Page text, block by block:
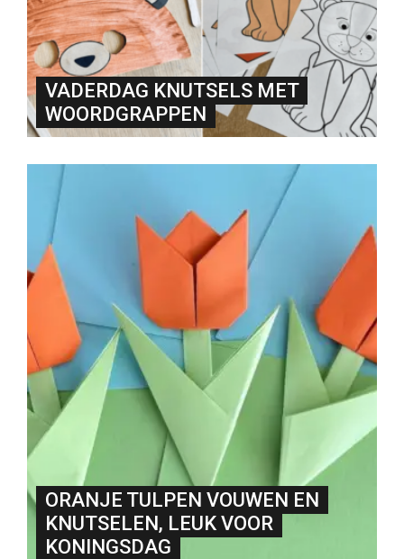
VADERDAG KNUTSELS MET
WOORDGRAPPEN
ORANJE TULPEN VOUWEN EN
KNUTSELEN, LEUK VOOR
KONINGSDAG